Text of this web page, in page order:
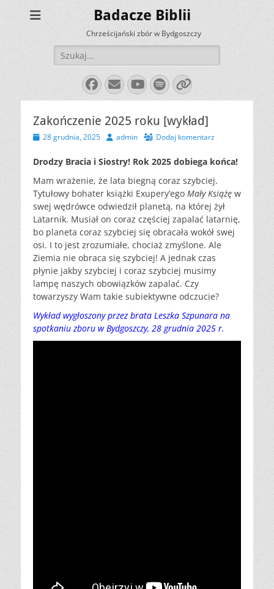
Badacze Biblii
Chrześcijański zbór w Bydgoszczy
Szukaj:
Facebook
E-
mail
YouTube
Spotify
Link
Zakończenie 2025 roku [wykład]
Opublikowano
28 grudnia, 2025 Autoradmin Dodaj komentarz
Drodzy Bracia i Siostry! Rok 2025 dobiega końca!
Mam wrażenie, że lata biegną coraz szybciej.
Tytułowy bohater książki Exupery’ego Mały Książę w
swej wędrówce odwiedził planetą, na której żył
Latarnik. Musiał on coraz częściej zapalać latarnię,
bo planeta coraz szybciej się obracała wokół swej
osi. I to jest zrozumiałe, chociaż zmyślone. Ale
Ziemia nie obraca się szybciej! A jednak czas
płynie jakby szybciej i coraz szybciej musimy
lampę naszych obowiązków zapalać. Czy
towarzyszy Wam takie subiektywne odczucie?
Wykład wygłoszony przez brata Leszka Szpunara na
spotkaniu zboru w Bydgoszczy, 28 grudnia 2025 r.